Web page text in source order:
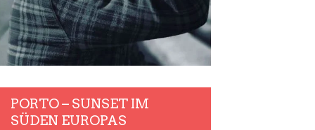
PORTO – SUNSET IM
SÜDEN EUROPAS